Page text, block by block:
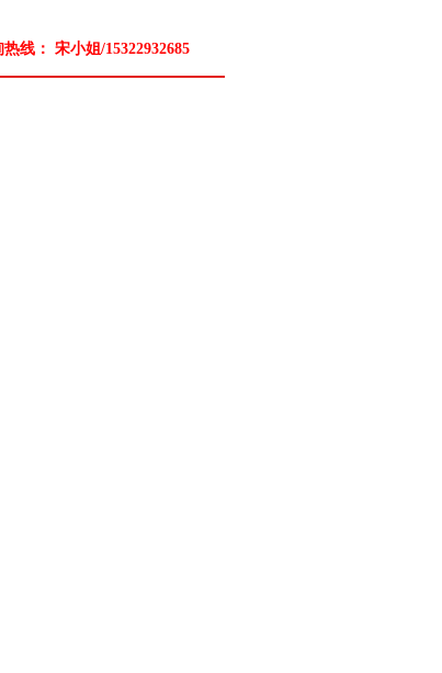
线： 宋小姐/15322932685